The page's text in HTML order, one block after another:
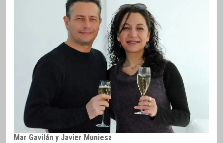
Mar Gavilán y Javier Muniesa